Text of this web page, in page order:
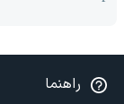
راهنما